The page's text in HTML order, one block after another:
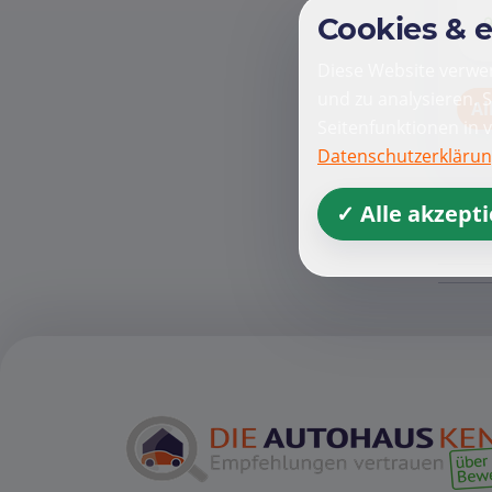
Cookies &
und zu analysieren.
Seitenfunktionen
✓ Alle